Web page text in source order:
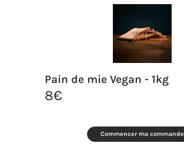
Pain de mie Vegan - 1kg
8€
Commencer ma commande